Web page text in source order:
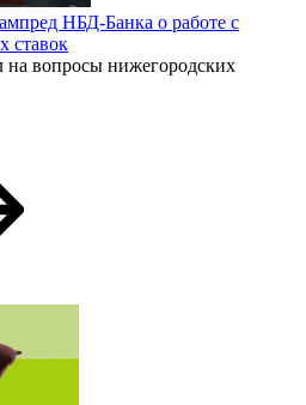
НБД-Банка о работе с
ставок
на вопросы нижегородских